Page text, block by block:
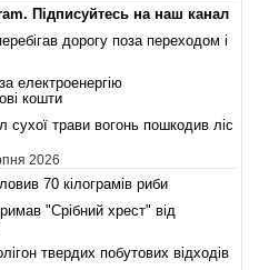
Підписуйтесь на наш канал
дорогу поза переходом і
електроенергію
кошти
сухої трави вогонь пошкодив ліс
2026
70 кілограмів риби
"Срібний хрест" від
твердих побутових відходів